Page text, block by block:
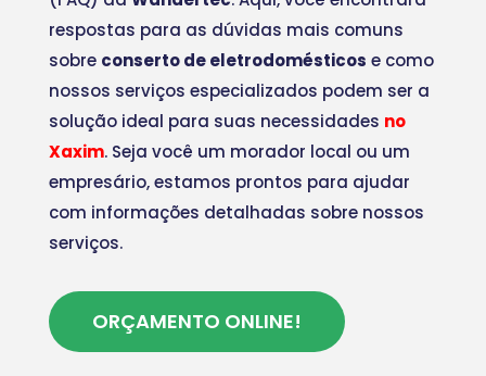
respostas para as dúvidas mais comuns
sobre conserto de eletrodomésticos e como
nossos serviços especializados podem ser a
solução ideal para suas necessidades no
Xaxim. Seja você um morador local ou um
empresário, estamos prontos para ajudar
com informações detalhadas sobre nossos
serviços.
ORÇAMENTO ONLINE!